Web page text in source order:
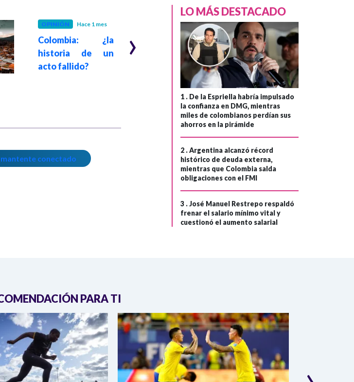
OPINIÓN Hace 1 mes
Colombia: ¿la
historia de un
acto fallido?
¡Colombia dijo
presente! La
‘tricolor’ ganó 3-1
en su debut la
Copa Mundial de
la Fifa ante
Uzbekistán
›
mantente conectado
LO MÁS DESTACADO
1 . De la Espriella habría impulsado
la confianza en DMG, mientras
miles de colombianos perdían sus
ahorros en la pirámide
2 .Argentina alcanzó récord
histórico de deuda externa,
mientras que Colombia salda
obligaciones con el FMI
3 .José Manuel Restrepo respaldó
frenar el salario mínimo vital y
cuestionó el aumento salarial
PARA TI